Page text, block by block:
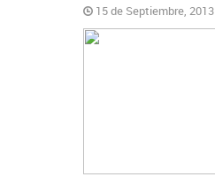
15 de Septiembre, 2013